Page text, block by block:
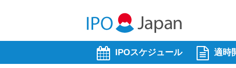
IPOスケジュール 適時